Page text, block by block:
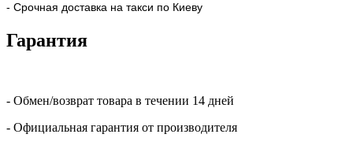
- Срочная доставка на такси по Киеву
Гарантия
- Обмен/возврат товара в течении 14 дней
- Официальная гарантия от производителя